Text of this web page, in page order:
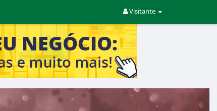
Visitante